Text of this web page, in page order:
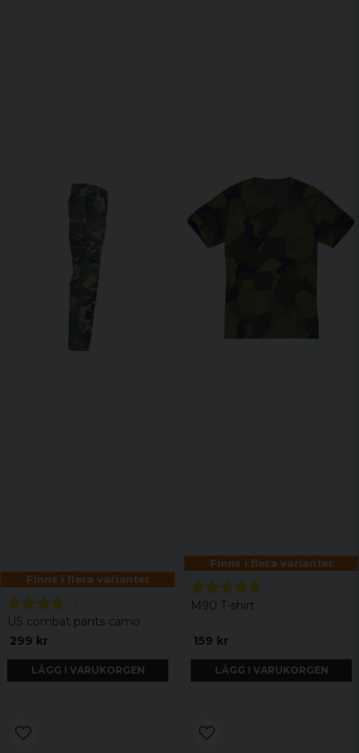
Finns i flera varianter
US combat pants camo
299 kr
LÄGG I VARUKORGEN
Finns i flera varianter
M90 T-shirt
159 kr
LÄGG I VARUKORGEN